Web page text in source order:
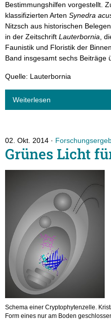
Bestimmungshilfen vorgestellt.
klassifizierten Arten Synedra
Nitzsch aus historischen
in der Zeitschrift Lauterbornia,
Faunistik und Floristik der
Band insgesamt sechs Beiträge
Quelle: Lauterbornia
Weiterlesen
02. Okt. 2014
Grünes Licht
Schema einer Cryptophytenzelle.
Form eines nur am Boden